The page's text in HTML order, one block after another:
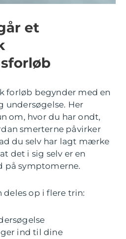
et
forløb begynder med en
undersøgelse. Her
om, hvor du har ondt,
smerterne påvirker
du selv har lagt mærke
det i sig selv er en
på symptomerne.
deles op i flere trin:
ind til dine